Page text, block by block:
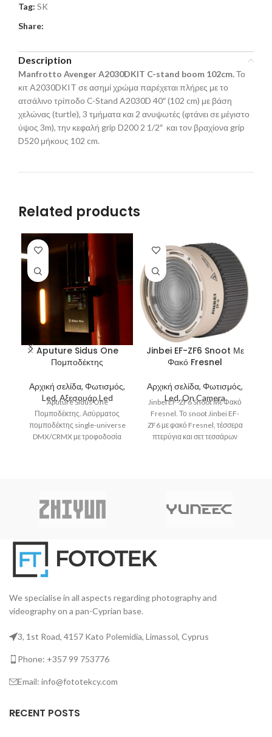
Tag: SK
Share:
Description
Manfrotto Avenger A2030DKIT C-stand boom 102cm.Το
κιτ A2030DKIT σε ασημί χρώμα παρέχεται πλήρες με το
ατσάλινο τρίποδο C-Stand A2030D 40″ (102 cm) με βάση
χελώνας (turtle), 3 τμήματα και 2 ανυψωτές (φτάνει σε μέγιστο
ύψος 3m), την κεφαλή grip D200 2 1/2″ και τον βραχίονα grip
D520 μήκους 102 cm.
Related products
Aputure Sidus One
Πομποδέκτης
Αρχική σελίδα, Φωτισμός,
Led, Αξεσουάρ Led
Aputure Sidus One
Πομποδέκτης. Ασύρματος
πομποδέκτης single-universe
DMX/CRMX με τροφοδοσία
Jinbei EF-ZF6 Snoot Με
Φακό Fresnel
Αρχική σελίδα, Φωτισμός,
Led, On Camera
Jinbei EF-ZF6 Snoot Με Φακό
Fresnel. Το snoot Jinbei EF-
ZF6 με φακό Fresnel, τέσσερα
πτερύγια και σετ τεσσάρων
We specialise in all aspects regarding photography and
videography on a pan-Cyprian base.
3, 1st Road, 4157 Kato Polemidia, Limassol, Cyprus
Phone: +357 99 753776
Email: info@fototekcy.com
RECENT POSTS